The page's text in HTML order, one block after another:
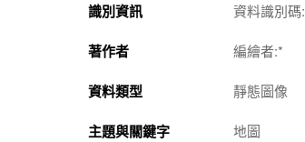
識別資訊 資料識別碼
著作者 編繪者:*
資料類型 靜態圖像
主題與關鍵字 地圖